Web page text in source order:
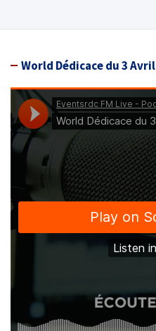
World Dédicace du 3 Avril